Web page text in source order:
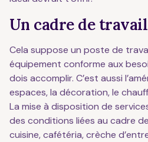
Un cadre de
Cela suppose un poste de
équipement conforme aux
dois accomplir. C’est aussi
espaces, la décoration, le
La mise à disposition de
des conditions liées au cadre
cuisine, cafétéria, crèche